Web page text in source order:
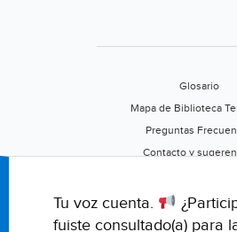
Glosario
Mapa de Biblioteca
Preguntas
Contacto y
Califica este portal
Tu voz cuenta.
fuiste consultado(a) para